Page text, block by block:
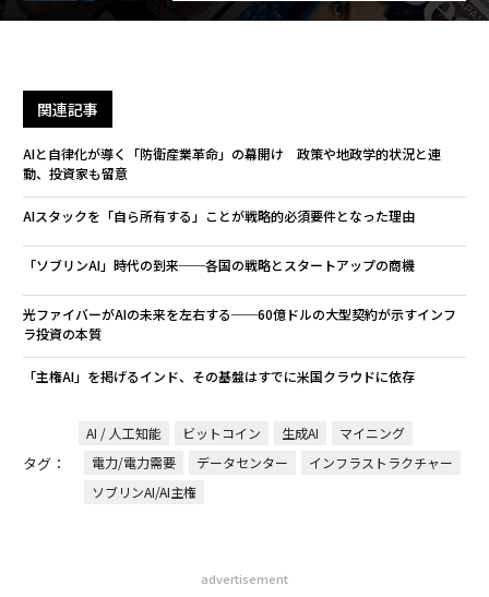
関連記事
AIと自律化が導く「防衛産業革命」の幕開け 政策や地政学的状況と連
動、投資家も留意
AIスタックを「自ら所有する」ことが戦略的必須要件となった理由
「ソブリンAI」時代の到来──各国の戦略とスタートアップの商機
光ファイバーがAIの未来を左右する──60億ドルの大型契約が示すインフ
ラ投資の本質
「主権AI」を掲げるインド、その基盤はすでに米国クラウドに依存
タグ：
AI / 人工知能 ビットコイン 生成AI
マイニング
電力/電力需要
データセンター
インフラストラクチャー
ソブリンAI/AI主権
advertisement